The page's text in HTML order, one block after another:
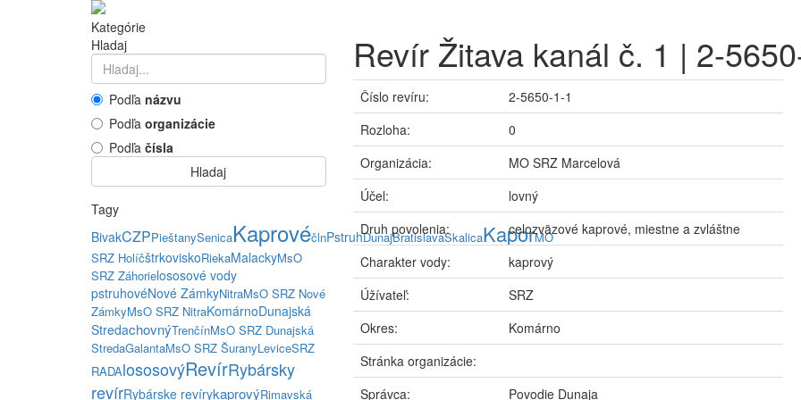
Kategórie
Hladaj
Podľa názvu
Podľa organizácie
Podľa čísla
Hladaj
Tagy
BivakCZPPieštanySenicaKaprovéčlnPstruhDunajBratislavaSkalicaKaporMO
SRZ HolíčštrkoviskoRiekaMalackyMsO
SRZ Záhorielososové vody
pstruhovéNové ZámkyNitraMsO SRZ Nové
ZámkyMsO SRZ NitraKomárnoDunajská
StredachovnýTrenčínMsO SRZ Dunajská
StredaGalantaMsO SRZ ŠuranyLeviceSRZ
RADAlososovýRevírRybársky
revírRybárske revírykaprovýRimavská
Revír Žitava kanál č. 1 | 2-
Číslo revíru:
2-5650-1-1
Rozloha:
0
Organizácia:
MO SRZ Marcelová
Účel:
lovný
Druh povolenia:
celozväzové kaprové, miestne a zvláštne
Charakter vody:
kaprový
Úžívateľ:
SRZ
Okres:
Komárno
Stránka organizácie:
Správca:
Povodie Dunaja